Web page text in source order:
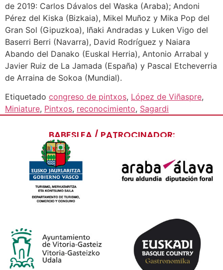
de 2019: Carlos Dávalos del Waska (Araba); Andoni
Pérez del Kiska (Bizkaia), Mikel Muñoz y Mika Pop del
Gran Sol (Gipuzkoa), Iñaki Andradas y Luken Vigo del
Baserri Berri (Navarra), David Rodríguez y Naiara
Abando del Danako (Euskal Herria), Antonio Arrabal y
Javier Ruiz de La Jamada (España) y Pascal Etcheverria
de Arraina de Sokoa (Mundial).
Etiquetado congreso de pintxos, López de Viñaspre,
Miniature, Pintxos, reconocimiento, Sagardi
BABESLEA / PATROCINADOR: